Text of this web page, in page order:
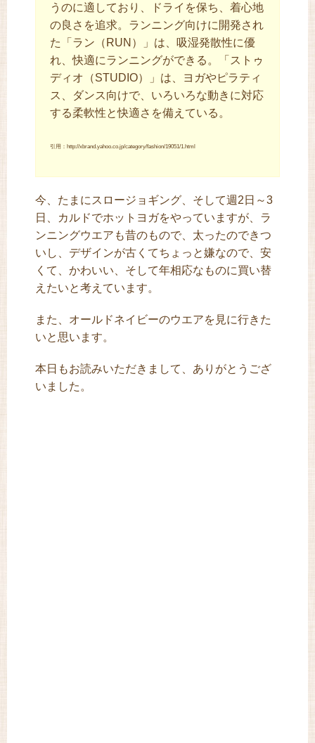
うのに適しており、ドライを保ち、着心地
の良さを追求。ランニング向けに開発され
た「ラン（RUN）」は、吸湿発散性に優
れ、快適にランニングができる。「ストゥ
ディオ（STUDIO）」は、ヨガやピラティ
ス、ダンス向けで、いろいろな動きに対応
する柔軟性と快適さを備えている。
引用：http://xbrand.yahoo.co.jp/category/fashion/19051/1.html
今、たまにスロージョギング、そして週2日～3
日、カルドでホットヨガをやっていますが、ラ
ンニングウエアも昔のもので、太ったのできつ
いし、デザインが古くてちょっと嫌なので、安
くて、かわいい、そして年相応なものに買い替
えたいと考えています。
また、オールドネイビーのウエアを見に行きた
いと思います。
本日もお読みいただきまして、ありがとうござ
いました。